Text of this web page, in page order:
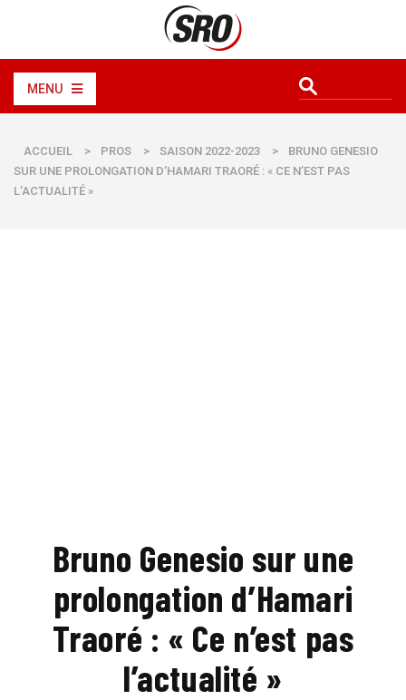
MENU
ACCUEIL > PROS > SAISON 2022-2023 >
BRUNO GENESIO
SUR UNE PROLONGATION D’HAMARI TRAORÉ : « CE N’EST PAS
L’ACTUALITÉ »
Bruno Genesio sur une
prolongation d’Hamari
Traoré : « Ce n’est pas
l’actualité »